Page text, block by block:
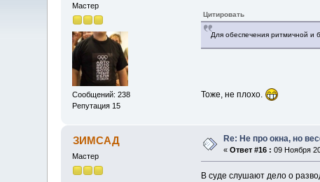
Мастер
Сообщений: 238
Репутация 15
Цитировать
Для обеспечения ритмичной и
Тоже, не плохо.
ЗИМСАД
Мастер
Re: Не про окна, но
«Ответ #16 : 09 Ноября
В суде слушают дело о